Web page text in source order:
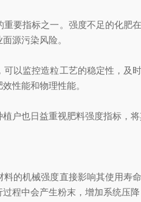
指标之一。强度不足的化肥
源污染风险。
监控造粒工艺的稳定性，及
性能和物理性能。
也日益重视肥料强度指标，将
机械强度直接影响其使用寿
程中会产生粉末，增加系统压